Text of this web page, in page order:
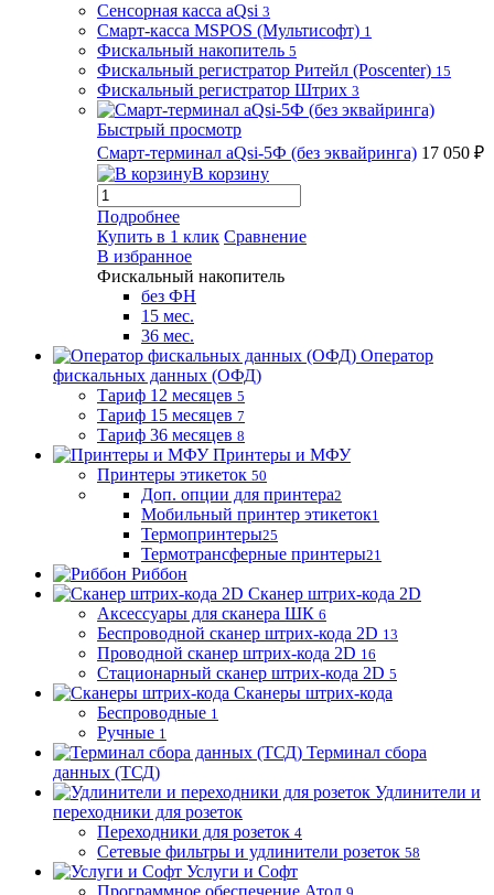
Сенсорная касса aQsi 3
Смарт-касса MSPOS (Мультисофт) 1
Фискальный накопитель 5
Фискальный регистратор Ритейл (Poscenter) 15
Фискальный регистратор Штрих 3
Быстрый просмотр
Смарт-терминал aQsi-5Ф (без эквайринга) 17 050 ₽
В корзину
Подробнее
Купить в 1 клик Сравнение
В избранное
Фискальный накопитель
без ФН
15 мес.
36 мес.
Оператор
фискальных данных (ОФД)
Тариф 12 месяцев 5
Тариф 15 месяцев 7
Тариф 36 месяцев 8
Принтеры и МФУ
Принтеры этикеток 50
Доп. опции для принтера2
Мобильный принтер этикеток1
Термопринтеры25
Термотрансферные принтеры21
Риббон
Сканер штрих-кода 2D
Аксессуары для сканера ШК 6
Беспроводной сканер штрих-кода 2D 13
Проводной сканер штрих-кода 2D 16
Стационарный сканер штрих-кода 2D 5
Сканеры штрих-кода
Беспроводные 1
Ручные 1
Терминал сбора
данных (ТСД)
Удлинители и
переходники для розеток
Переходники для розеток 4
Сетевые фильтры и удлинители розеток 58
Услуги и Софт
Программное обеспечение Атол